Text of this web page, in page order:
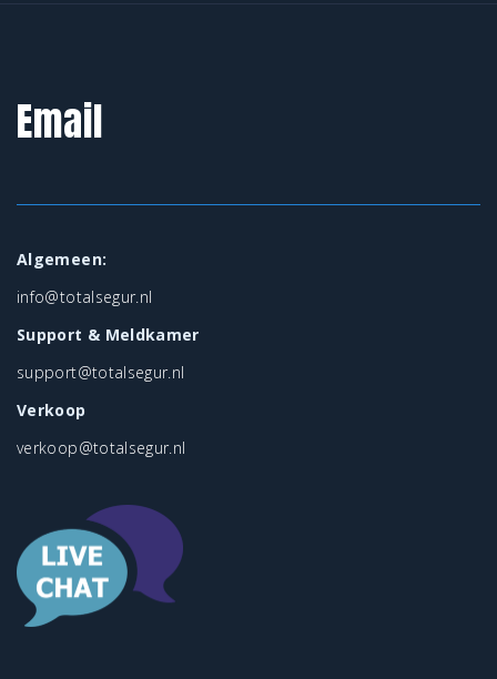
Email
Algemeen:
info@totalsegur.nl
Support & Meldkamer
support@totalsegur.nl
Verkoop
verkoop@totalsegur.nl